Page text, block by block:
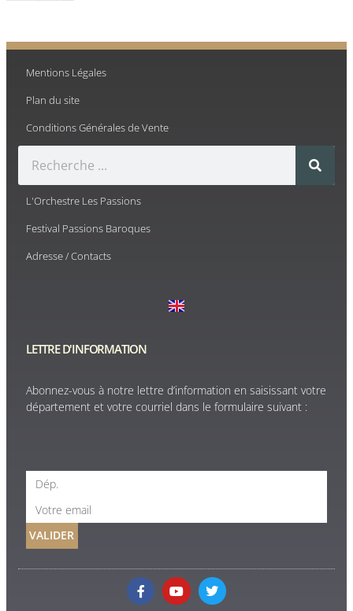
Mentions Légales
Plan du site
Conditions Générales de Vente
L'Orchestre Les Passions
Festival Passions Baroques
Adresse / Contacts
LETTRE D'INFORMATION
Abonnez-vous à notre lettre d’information en saisissant votre
département et votre courriel dans le formulaire suivant :
VALIDER